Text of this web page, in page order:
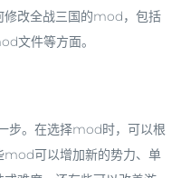
修改全战三国的mod，包括
文件等方面。
步。在选择mod时，可以根
mod可以增加新的势力、单